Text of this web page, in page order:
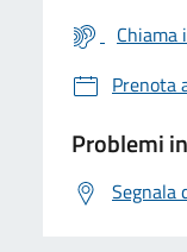
Prenota
Problemi
Segnala